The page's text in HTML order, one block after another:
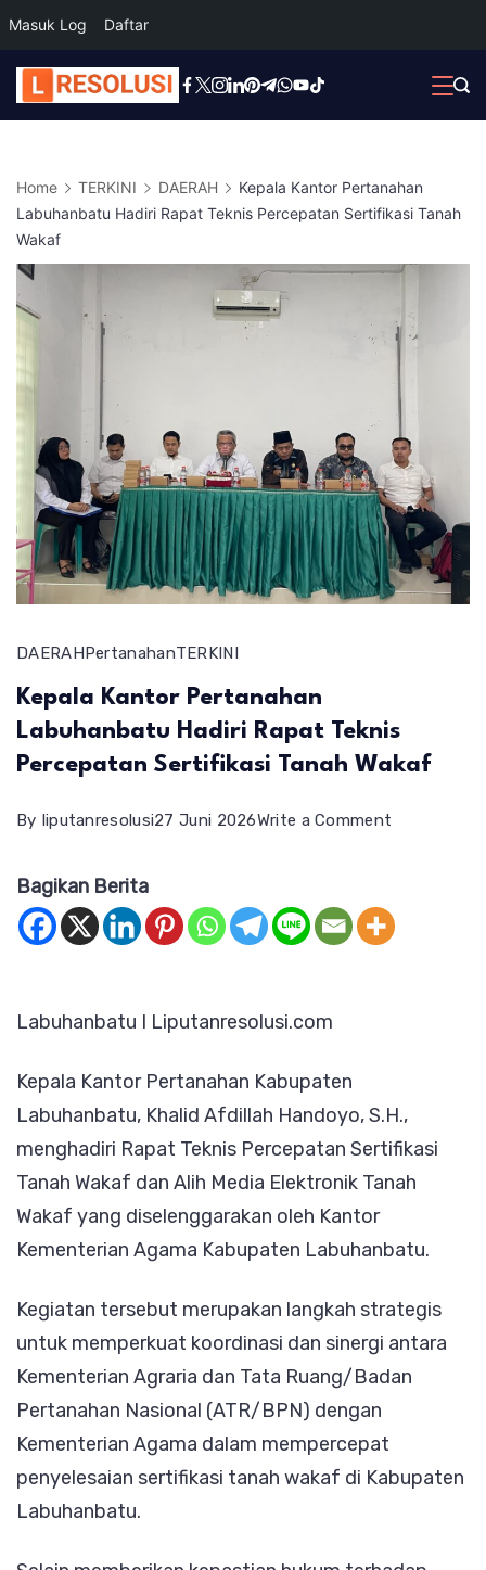
Masuk Log Daftar
Skip
to
Home TERKINI DAERAH
Kepala Kantor Pertanahan
Labuhanbatu Hadiri Rapat Teknis Percepatan Sertifikasi Tanah
Wakaf
DAERAHPertanahanTERKINI
Kepala Kantor Pertanahan
Labuhanbatu Hadiri Rapat Teknis
Percepatan Sertifikasi Tanah Wakaf
By liputanresolusi27 Juni 2026Write a Comment
Pertanahan
Sertifikasi
Tanah
Wakaf
Bagikan Berita
Labuhanbatu I Liputanresolusi.com
Kepala Kantor Pertanahan Kabupaten
Labuhanbatu, Khalid Afdillah Handoyo, S.H.,
menghadiri Rapat Teknis Percepatan Sertifikasi
Tanah Wakaf dan Alih Media Elektronik Tanah
Wakaf yang diselenggarakan oleh Kantor
Kementerian Agama Kabupaten Labuhanbatu.
Kegiatan tersebut merupakan langkah strategis
untuk memperkuat koordinasi dan sinergi antara
Kementerian Agraria dan Tata Ruang/Badan
Pertanahan Nasional (ATR/BPN) dengan
Kementerian Agama dalam mempercepat
penyelesaian sertifikasi tanah wakaf di Kabupaten
Labuhanbatu.